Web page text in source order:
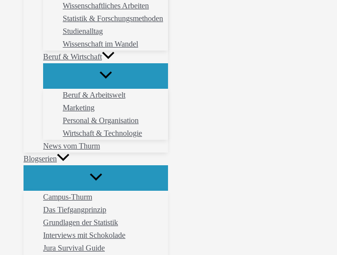
Wissenschaftliches Arbeiten
Statistik & Forschungsmethoden
Studienalltag
Wissenschaft im Wandel
Beruf & Wirtschaft
Beruf & Arbeitswelt
Marketing
Personal & Organisation
Wirtschaft & Technologie
News vom Thurm
Blogserien
Campus-Thurm
Das Tiefgangprinzip
Grundlagen der Statistik
Interviews mit Schokolade
Jura Survival Guide